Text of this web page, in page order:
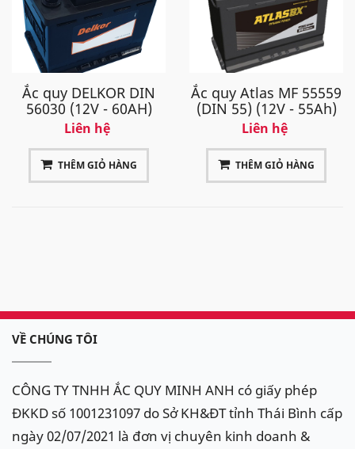
Ắc quy DELKOR DIN
56030 (12V - 60AH)
Liên hệ
THÊM GIỎ HÀNG
Ắc quy Atlas MF 55559
(DIN 55) (12V - 55Ah)
Liên hệ
THÊM GIỎ HÀNG
VỀ CHÚNG TÔI
CÔNG TY TNHH ẮC QUY MINH ANH có giấy phép
ĐKKD số 1001231097 do Sở KH&ĐT tỉnh Thái Bình cấp
ngày 02/07/2021 là đơn vị chuyên kinh doanh &